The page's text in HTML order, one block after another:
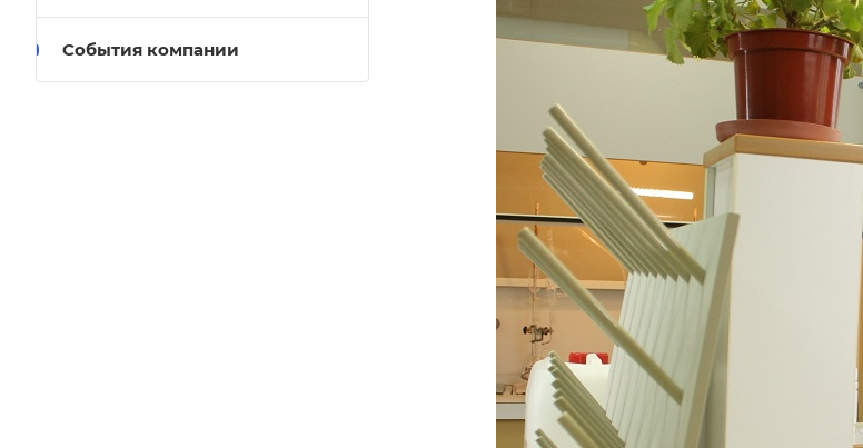
События компании